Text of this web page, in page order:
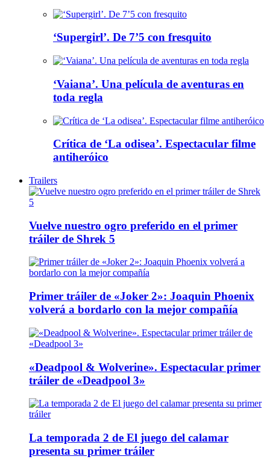
‘Supergirl’. De 7’5 con fresquito
‘Vaiana’. Una película de aventuras en
toda regla
Crítica de ‘La odisea’. Espectacular filme
antiheróico
Trailers
Vuelve nuestro ogro preferido en el primer
tráiler de Shrek 5
Primer tráiler de «Joker 2»: Joaquin Phoenix
volverá a bordarlo con la mejor compañía
«Deadpool & Wolverine». Espectacular primer
tráiler de «Deadpool 3»
La temporada 2 de El juego del calamar
presenta su primer tráiler